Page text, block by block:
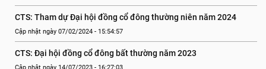
CTS: Tham dự Đại hội đồng cổ đông thường niên năm 2024
Cập nhật ngày 07/02/2024 - 15:54:57
CTS: Đại hội đồng cổ đông bất thường năm 2023